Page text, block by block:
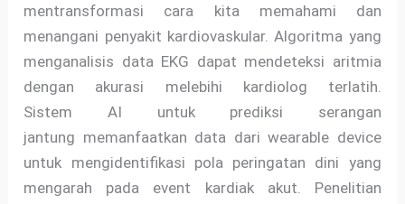
mentransformasi cara kita memahami dan
menangani penyakit kardiovaskular. Algoritma yang
menganalisis data EKG dapat mendeteksi aritmia
dengan akurasi melebihi kardiolog terlatih.
Sistem AI untuk prediksi serangan
jantung memanfaatkan data dari wearable device
untuk mengidentifikasi pola peringatan dini yang
mengarah pada event kardiak akut. Penelitian